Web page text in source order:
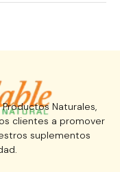
Naturales,
clientes a promover
suplementos